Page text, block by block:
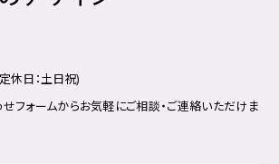
休日：土日祝)
フォームからお気軽にご相談・ご連絡いただけま